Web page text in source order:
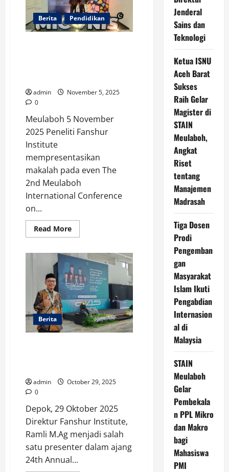
Kegiatan
Ekspedisi
Sungai
Singkil
2025
Berita Pendidikan
admin
November 5, 2025
0
Meulaboh 5 November
2025 Peneliti Fanshur
Institute
mempresentasikan
makalah pada even The
2nd Meulaboh
International Conference
on...
Read MoreRead
more
Fanshur
Institute
Presentasikan
Makalah
Pada
Konferensi
Internasional
The
2nd
MICONIS
2025
Berita
admin
October 29, 2025
0
Depok, 29 Oktober 2025
Direktur Fanshur Institute,
Ramli M.Ag menjadi salah
satu presenter dalam ajang
24th Annual...
Jenderal
Sains dan
Teknologi
Ketua ISNU
Aceh Barat
Sukses
Raih Gelar
Magister di
STAIN
Meulaboh,
Angkat
Riset
tentang
Manajemen
Madrasah
Tiga Dosen
Prodi
Pengemban
gan
Masyarakat
Islam Ikuti
Pengabdian
Internasion
al di
Malaysia
STAIN
Meulaboh
Gelar
Pembekala
n PPL Mikro
dan Makro
bagi
Mahasiswa
PMI